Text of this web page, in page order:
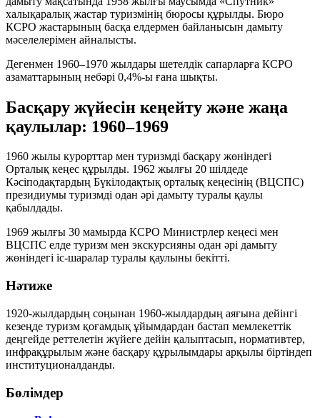
халықаралық жастар туризмінің бюросы құрылды. Бюро
КСРО жастарының басқа елдермен байланысын дамыту
мәселелерімен айналысты.
Дегенмен 1960–1970 жылдары шетелдік сапарларға КСРО
азаматтарының небәрі 0,4%-ы ғана шықты.
Басқару жүйесін кеңейту және жаңа
қаулылар: 1960–1969
1960 жылы курорттар мен туризмді басқару жөніндегі
Орталық кеңес құрылды. 1962 жылғы 20 шілдеде
Кәсіподақтардың Бүкілодақтық орталық кеңесінің (ВЦСПС)
президиумы туризмді одан әрі дамыту туралы қаулы
қабылдады.
1969 жылғы 30 мамырда КСРО Министрлер кеңесі мен
ВЦСПС елде туризм мен экскурсияны одан әрі дамыту
жөніндегі іс-шаралар туралы қаулыны бекітті.
Нәтиже
1920-жылдардың соңынан 1960-жылдардың аяғына дейінгі
кезеңде туризм қоғамдық ұйымдардан бастап мемлекеттік
деңгейде реттелетін жүйеге дейін қалыптасып, нормативтер,
инфрақұрылым және басқару құрылымдары арқылы біртіндеп
институционалданды.
Бөлімдер